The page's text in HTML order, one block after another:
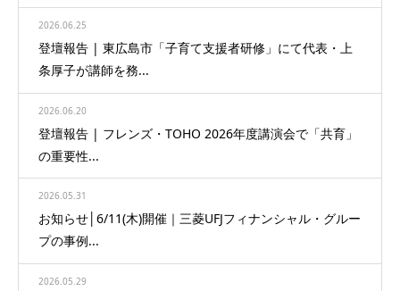
2026.06.25
登壇報告 | 東広島市「子育て支援者研修」にて代表・上
条厚子が講師を務...
2026.06.20
登壇報告 | フレンズ・TOHO 2026年度講演会で「共育」
の重要性...
2026.05.31
お知らせ│6/11(木)開催｜三菱UFJフィナンシャル・グルー
プの事例...
2026.05.29